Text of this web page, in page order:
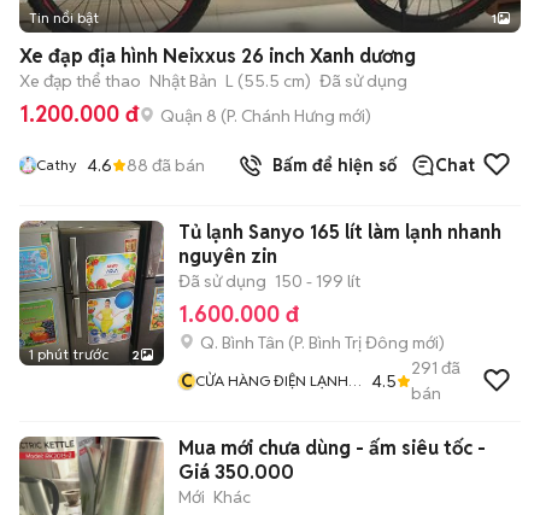
Tin nổi bật 1
Xe đạp địa hình Neixxus 26 inch Xanh dương
Xe đạp thể thao Nhật Bản L (55.5 cm) Đã sử dụng
1.200.000 đ Quận 8 (P. Chánh Hưng mới)
Cathy 4.6 88 đã bán Bấm để hiện số Chat
1 phút trước 2
Tủ lạnh Sanyo 165 lít làm lạnh nhanh
nguyên zin
Đã sử dụng 150 - 199 lít
1.600.000 đ
Q. Bình Tân (P. Bình Trị Đông mới)
CCỬA HÀNG ĐIỆN LẠNH
4.5
291 đã
bán
Mua mới chưa dùng - ấm siêu tốc -
Giá 350.000
Mới Khác